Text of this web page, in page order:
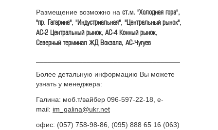
Размещение возможно на ст.м. "Холодная гора",
"пр. Гагарина", "Индустриальная", "Центральный рынок",
АС-2 Центральный рынок, АС-4 Конный рынок,
Северный терминал ЖД Вокзала, АС-Чугуев
Более детальную информацию Вы можете
узнать у менеджера:
Галина: моб.т/вайбер 096-597-22-18, e-
mail: im_galina@ukr.net
офис: (057) 758-98-86, (095) 888 65 16 (063)